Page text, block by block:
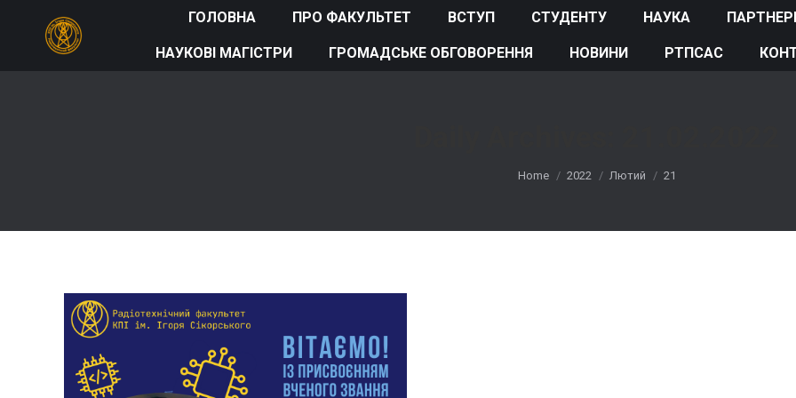
ГОЛОВНА ПРО ФАКУЛЬТЕТ ВСТУП СТУДЕНТУ НАУКА
НАУКОВІ МАГІСТРИ ГРОМАДСЬКЕ ОБГОВОРЕННЯ НОВИНИ РТПСАС
Home 2022 Лютий 21